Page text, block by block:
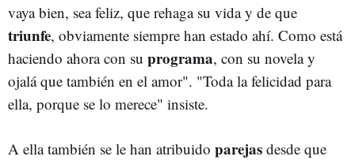
vaya bien, sea feliz, que rehaga su vida y de que
triunfe, obviamente siempre han estado ahí. Como está
haciendo ahora con su programa, con su novela y
ojalá que también en el amor". "Toda la felicidad para
ella, porque se lo merece" insiste.
A ella también se le han atribuido parejas desde que